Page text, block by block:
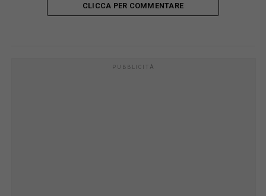
CLICCA PER COMMENTARE
PUBBLICITÀ